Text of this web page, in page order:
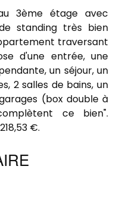
3ème étage avec
standing très bien
traversant
d'une entrée, une
un séjour, un
2 salles de bains, un
(box double à
ce bien".
€.